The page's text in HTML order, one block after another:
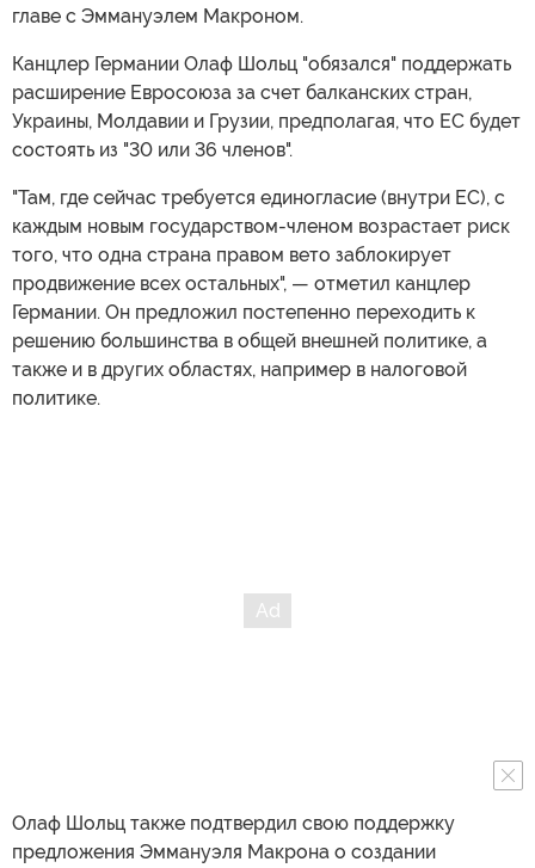
главе с Эммануэлем Макроном.
Канцлер Германии Олаф Шольц "обязался" поддержать
расширение Евросоюза за счет балканских стран,
Украины, Молдавии и Грузии, предполагая, что ЕС будет
состоять из "30 или 36 членов".
"Там, где сейчас требуется единогласие (внутри ЕС), с
каждым новым государством-членом возрастает риск
того, что одна страна правом вето заблокирует
продвижение всех остальных", — отметил канцлер
Германии. Он предложил постепенно переходить к
решению большинства в общей внешней политике, а
также и в других областях, например в налоговой
политике.
Олаф Шольц также подтвердил свою поддержку
предложения Эммануэля Макрона о создании